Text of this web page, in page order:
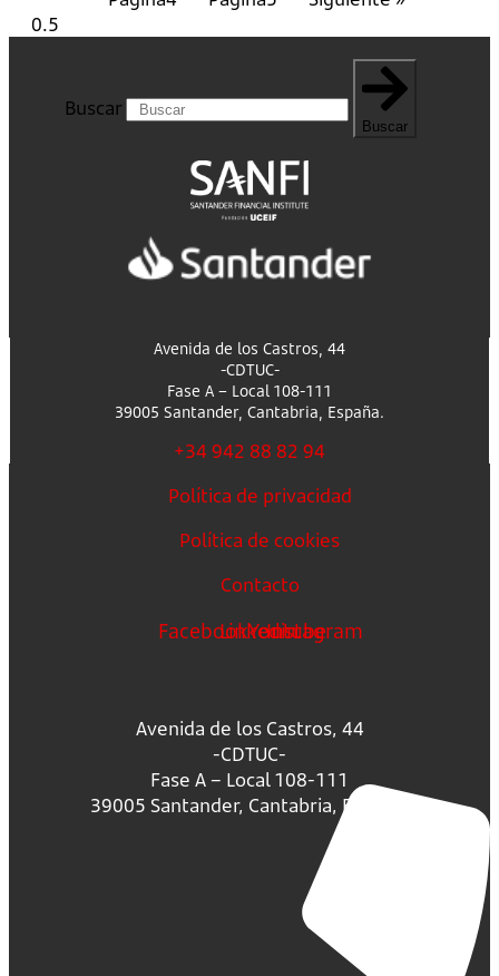
Buscar
Buscar
Avenida de los Castros, 44
-CDTUC-
Fase A – Local 108-111
39005 Santander, Cantabria, España.
+34 942 88 82 94
Política de privacidad
Política de cookies
Contacto
FacebookLinkedin
Youtube
Instagram
Avenida de los Castros, 44
-CDTUC-
Fase A – Local 108-111
39005 Santander, Cantabria, España.